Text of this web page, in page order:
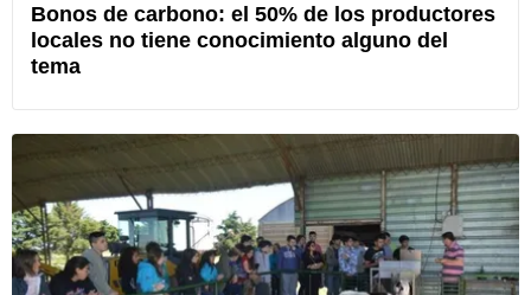
Bonos de carbono: el 50% de los productores
locales no tiene conocimiento alguno del
tema